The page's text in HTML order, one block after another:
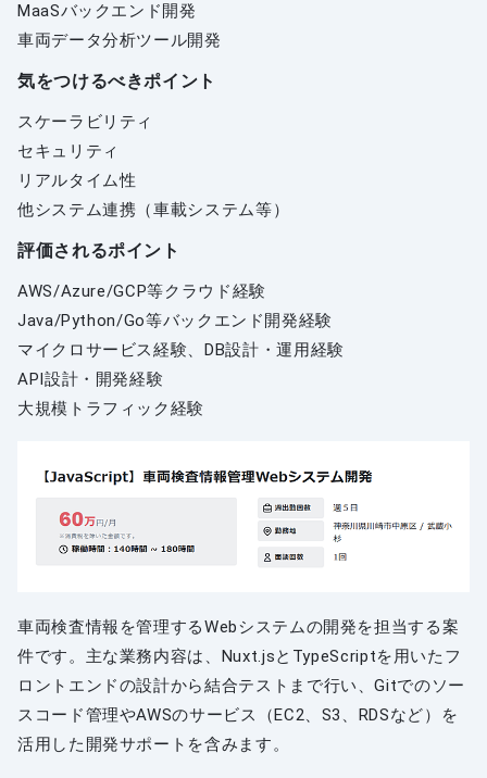
MaaSバックエンド開発
車両データ分析ツール開発
気をつけるべきポイント
スケーラビリティ
セキュリティ
リアルタイム性
他システム連携（車載システム等）
評価されるポイント
AWS/Azure/GCP等クラウド経験
Java/Python/Go等バックエンド開発経験
マイクロサービス経験、DB設計・運用経験
API設計・開発経験
大規模トラフィック経験
車両検査情報を管理するWebシステムの開発を担当する案
件です。主な業務内容は、Nuxt.jsとTypeScriptを用いたフ
ロントエンドの設計から結合テストまで行い、Gitでのソー
スコード管理やAWSのサービス（EC2、S3、RDSなど）を
活用した開発サポートを含みます。